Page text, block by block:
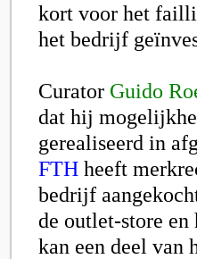
kort voor het
het bedrijf
Curator Guido
dat hij
gerealiseerd in
FTH heeft
bedrijf
de outlet-store
kan een deel van